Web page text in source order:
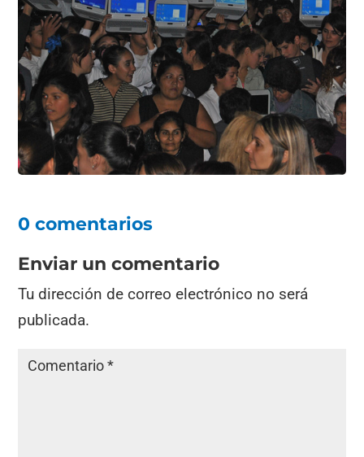
o
k
p
0 comentarios
Enviar un comentario
Tu dirección de correo electrónico no será
publicada.